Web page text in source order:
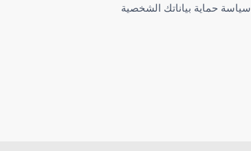
سياسة حماية بياناتك الشخصية